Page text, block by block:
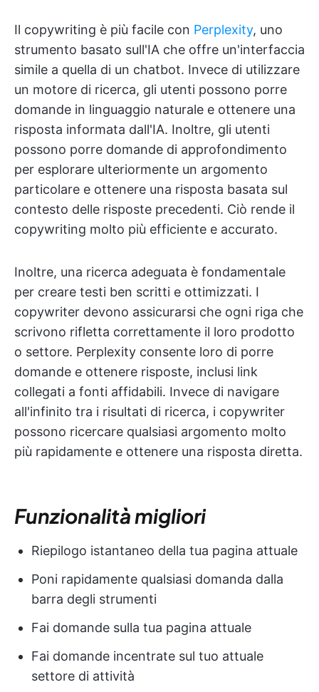
Il copywriting è più facile con Perplexity, uno
strumento basato sull'IA che offre un'interfaccia
simile a quella di un chatbot. Invece di utilizzare
un motore di ricerca, gli utenti possono porre
domande in linguaggio naturale e ottenere una
risposta informata dall'IA. Inoltre, gli utenti
possono porre domande di approfondimento
per esplorare ulteriormente un argomento
particolare e ottenere una risposta basata sul
contesto delle risposte precedenti. Ciò rende il
copywriting molto più efficiente e accurato.
Inoltre, una ricerca adeguata è fondamentale
per creare testi ben scritti e ottimizzati. I
copywriter devono assicurarsi che ogni riga che
scrivono rifletta correttamente il loro prodotto
o settore. Perplexity consente loro di porre
domande e ottenere risposte, inclusi link
collegati a fonti affidabili. Invece di navigare
all'infinito tra i risultati di ricerca, i copywriter
possono ricercare qualsiasi argomento molto
più rapidamente e ottenere una risposta diretta.
Funzionalità migliori
Riepilogo istantaneo della tua pagina attuale
Poni rapidamente qualsiasi domanda dalla
barra degli strumenti
Fai domande sulla tua pagina attuale
Fai domande incentrate sul tuo attuale
settore di attività